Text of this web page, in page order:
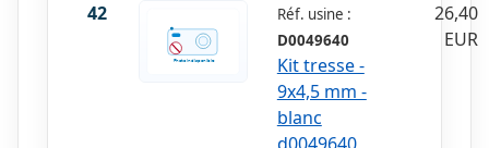
42
Réf. usine :
D0049640
Kit tresse -
9x4,5 mm -
blanc
26,40
EUR